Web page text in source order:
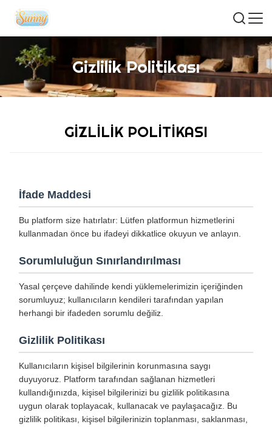
Gizlilik Politikası
GIZLILIK POLITIKASI
İfade Maddesi
Bu platform size hatırlatır: Lütfen platformun hizmetlerini
kullanmadan önce bu ifadeyi dikkatlice okuyun ve anlayın.
Sorumluluğun Sınırlandırılması
Yasal çerçeve dahilinde kendi yüklemelerimizin içeriğinden
sorumluyuz; kullanıcıların kendileri tarafından yapılan
herhangi bir ifadeden sorumlu değiliz.
Gizlilik Politikası
Kullanıcıların kişisel bilgilerinin korunmasına saygı
duyuyoruz. Platform tarafından sağlanan hizmetleri
kullandığınızda, kişisel bilgilerinizi bu gizlilik politikasına
uygun olarak toplayacak, kullanacak ve paylaşacağız. Bu
gizlilik politikası, kişisel bilgilerinizin toplanması, saklanması,